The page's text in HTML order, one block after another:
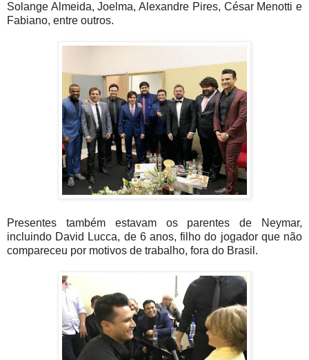
Solange Almeida, Joelma, Alexandre Pires, César Menotti e
Fabiano, entre outros.
Presentes também estavam os parentes de Neymar,
incluindo David Lucca, de 6 anos, filho do jogador que não
compareceu por motivos de trabalho, fora do Brasil.